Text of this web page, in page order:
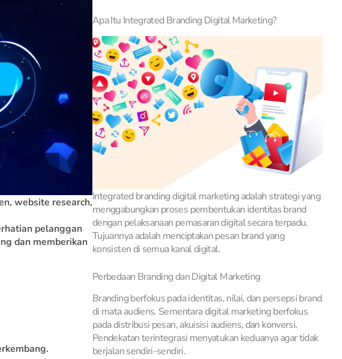
website research,
pelanggan
dan memberikan
Apa Itu Integrated Branding Digital Marketing?
Integrated branding digital marketing adalah strategi yang
menggabungkan proses pembentukan identitas brand
dengan pelaksanaan pemasaran digital secara terpadu.
Tujuannya adalah menciptakan pesan brand yang
konsisten di semua kanal digital.
Perbedaan Branding dan Digital Marketing
Branding berfokus pada identitas, nilai, dan persepsi brand
di mata audiens. Sementara digital marketing berfokus
pada distribusi pesan, akuisisi audiens, dan konversi.
Pendekatan terintegrasi menyatukan keduanya agar tidak
berjalan sendiri-sendiri.